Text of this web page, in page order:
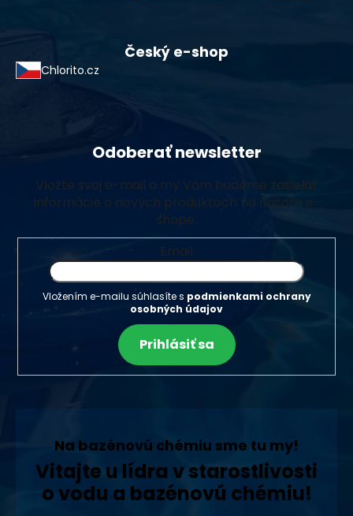
Český e-shop
Chlorito.cz
Odoberať newsletter
Vložte svoj e-mail a my Vám budeme zasielať
informácie o nových produktoch na našom e-
shope.
Email
Vložením e-mailu súhlasíte s podmienkami ochrany
osobných údajov
Prihlásiť sa
Na bazénovú chémiu sme tu my!
Vitajte u lídra v starostlivosti
o vodu a bazénovú chémiu!